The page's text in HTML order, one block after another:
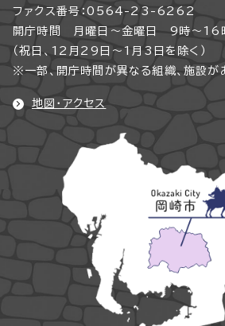
ファクス番号：0564-23-6262
開庁時間 月曜日～金曜日 9時～16
（祝日、12月29日～1月3日を除く）
※一部、開庁時間が異なる組織、施設が
地図・アクセス